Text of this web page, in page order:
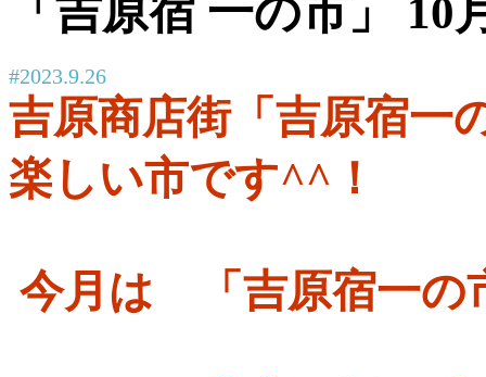
「吉原宿 一の市」
#2023.9.26
吉原商店街「吉原宿一
楽しい市です^^！
今月は 「吉原宿一